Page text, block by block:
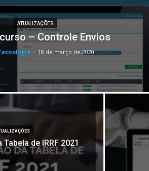
ATUALIZAÇÕES
– Controle Envios
- 18 de março de 2020
de IRRF 2021